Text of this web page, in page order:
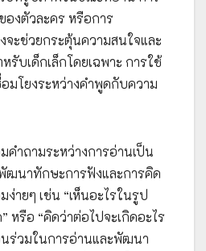
งตัวละคร หรือการ
จะช่วยกระตุ้นความสนใจและ
รับเด็กเล็กโดยเฉพาะ การใช้
มโยงระหว่างคำพูดกับความ
คำถามระหว่างการอ่านเป็น
นาทักษะการฟังและการคิด
ายๆ เช่น “เห็นอะไรในรูป
หรือ “คิดว่าต่อไปจะเกิดอะไร
ร่วมในการอ่านและพัฒนา